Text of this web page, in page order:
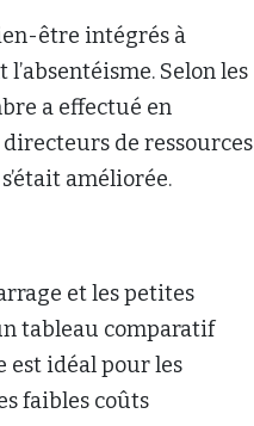
être intégrés à
Selon les
a effectué en
de ressources
améliorée.
et les petites
tableau comparatif
est idéal pour les
faibles coûts